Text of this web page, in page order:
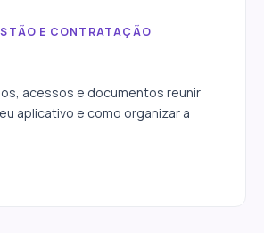
seu aplicativo
E CONTRATAÇÃO
acessos e documentos reunir
aplicativo e como organizar a